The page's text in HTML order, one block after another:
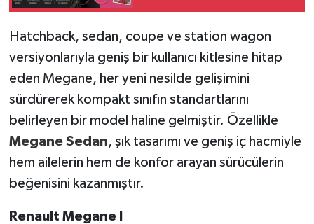
Hatchback, sedan, coupe ve station wagon
versiyonlarıyla geniş bir kullanıcı kitlesine hitap
eden Megane, her yeni nesilde gelişimini
sürdürerek kompakt sınıfın standartlarını
belirleyen bir model haline gelmiştir. Özellikle
Megane Sedan, şık tasarımı ve geniş iç hacmiyle
hem ailelerin hem de konfor arayan sürücülerin
beğenisini kazanmıştır.
Renault Megane I